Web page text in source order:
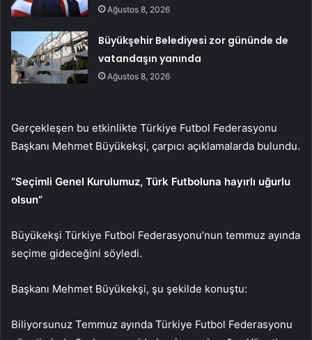
Ağustos 8, 2026
Büyükşehir Belediyesi zor gününde de
vatandaşın yanında
Ağustos 8, 2026
Gerçekleşen bu etkinlikte Türkiye Futbol Federasyonu
Başkanı Mehmet Büyükekşi, çarpıcı açıklamalarda bulundu.
“Seçimli Genel Kurulumuz, Türk Futboluna hayırlı uğurlu
olsun”
Büyükekşi Türkiye Futbol Federasyonu’nun temmuz ayında
seçime gideceğini söyledi.
Başkanı Mehmet Büyükekşi, şu şekilde konuştu:
Biliyorsunuz Temmuz ayında Türkiye Futbol Federasyonu